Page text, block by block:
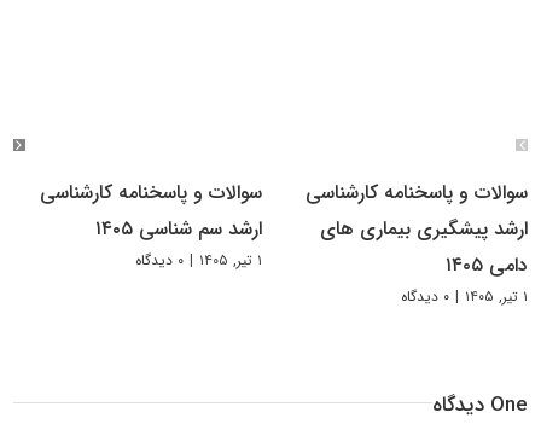
سوالات و پاسخنامه کارشناسی
ارشد پیشگیری بیماری های
دامی ۱۴۰۵
۱ تیر, ۱۴۰۵ | ۰ دیدگاه
سوالات و پاسخنامه کارشناسی
ارشد سم شناسی ۱۴۰۵
۱ تیر, ۱۴۰۵ | ۰ دیدگاه
One دیدگاه